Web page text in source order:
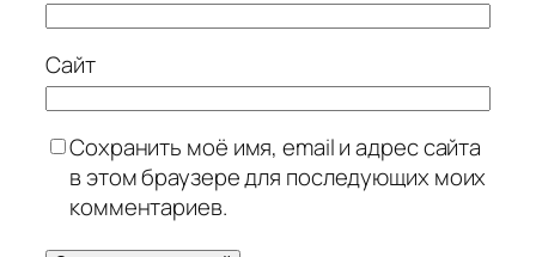
Сайт
Сохранить моё имя, email и адрес сайта
в этом браузере для последующих моих
комментариев.